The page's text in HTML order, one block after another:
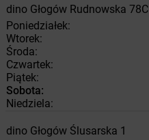
dino Głogów Rudnowska 78C
Poniedziałek:
Wtorek:
Środa:
Czwartek:
Piątek:
Sobota:
Niedziela:
dino Głogów Ślusarska 1